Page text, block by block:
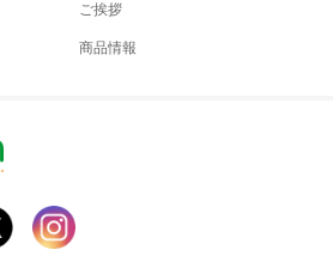
ご挨拶
商品情報